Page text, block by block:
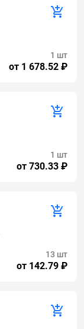
от 1 678.52 ₽
1 шт
от 730.33 ₽
1 шт
от 142.79 ₽
13 шт